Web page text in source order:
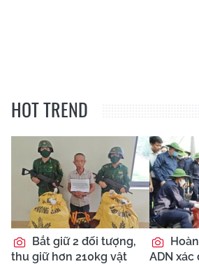
HOT TREND
Bắt giữ 2 đối tượng,
thu giữ hơn 210kg vật
ADN